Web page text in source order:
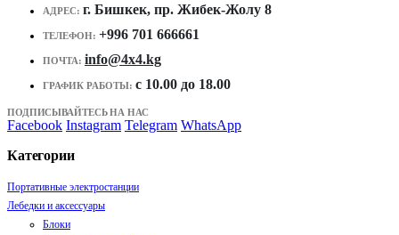
АДРЕС: г. Бишкек, пр. Жибек-Жолу 8
ТЕЛЕФОН: +996 701 666661
ПОЧТА: info@4x4.kg
ГРАФИК РАБОТЫ: c 10.00 до 18.00
ПОДПИСЫВАЙТЕСЬ НА НАС
Facebook Instagram Telegram WhatsApp
Категории
Портативные электростанции
Лебедки и аксессуары
Блоки